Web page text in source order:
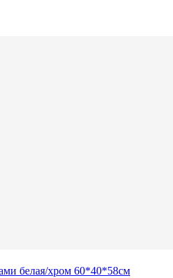
белая/хром 60*40*58см